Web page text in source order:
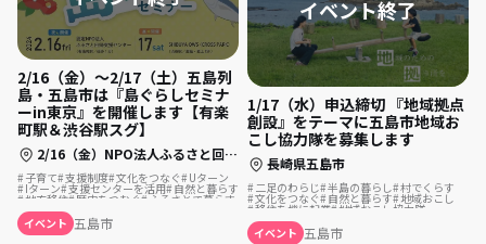
2/16（金）〜2/17（土）五島列
島・五島市は『島ぐらしセミナ
ーin東京』を開催します【有楽
町駅＆渋谷駅スグ】
2/16（金）NPO法人ふるさと回帰支援センター（セミナールームD）、2/17（土）SHIBUYA QWS（CROSS PARK）
子育て 支援制度 文化をつなぐ Uターン
Iターン 支援センターを活用 自然と暮らす
地方移住 歴史をつむぐ ふるさとで暮らす
島暮らし
イベント 五島市
1/17（水）申込締切 『地域拠点
創設』をテーマに五島市地域お
こし協力隊を募集します
長崎県五島市
二足のわらじ 半島の暮らし 村でくらす
文化をつなぐ 自然と暮らす 地域おこし
移住を機に起業 地域おこし協力隊
歴史をつむぐ
イベント 五島市